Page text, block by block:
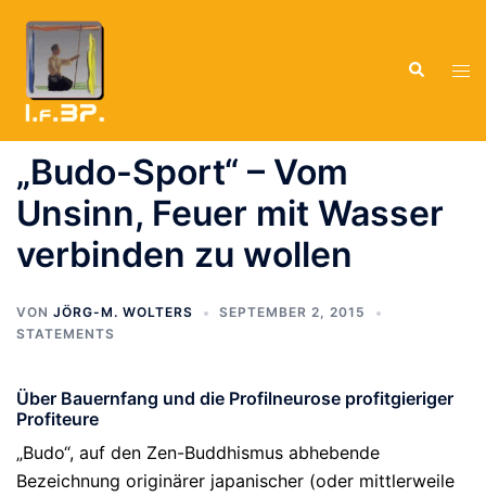
Inhalt
springen
Suche
„Budo-Sport“ – Vom
Unsinn, Feuer mit Wasser
verbinden zu wollen
VON JÖRG-M. WOLTERS
SEPTEMBER 2, 2015
STATEMENTS
Über Bauernfang und die Profilneurose profitgieriger
Profiteure
„Budo“, auf den Zen-Buddhismus abhebende
Bezeichnung originärer japanischer (oder mittlerweile